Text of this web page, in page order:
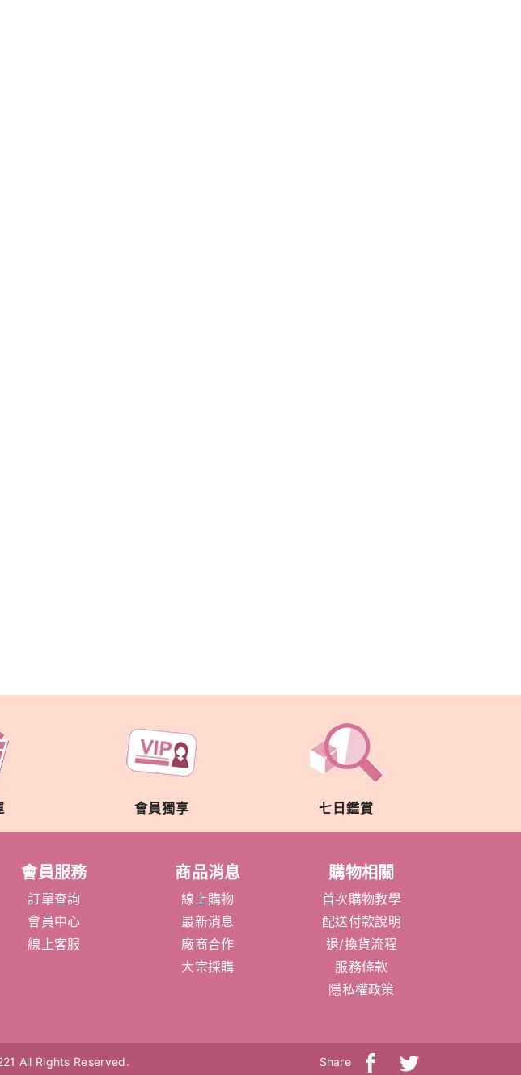
會員獨享 七日鑑賞
會員服務
訂單查詢
會員中心
線上客服
商品消息
線上購物
最新消息
廠商合作
大宗採購
購物相關
首次購物教學
配送付款說明
退/換貨流程
服務條款
隱私權政策
All Rights Reserved. Share